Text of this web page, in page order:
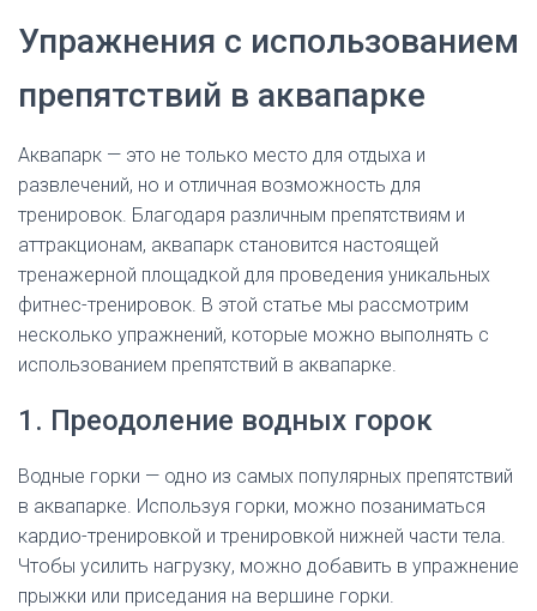
Упражнения с использованием
препятствий в аквапарке
Аквапарк — это не только место для отдыха и
развлечений, но и отличная возможность для
тренировок. Благодаря различным препятствиям и
аттракционам, аквапарк становится настоящей
тренажерной площадкой для проведения уникальных
фитнес-тренировок. В этой статье мы рассмотрим
несколько упражнений, которые можно выполнять с
использованием препятствий в аквапарке.
1. Преодоление водных горок
Водные горки — одно из самых популярных препятствий
в аквапарке. Используя горки, можно позаниматься
кардио-тренировкой и тренировкой нижней части тела.
Чтобы усилить нагрузку, можно добавить в упражнение
прыжки или приседания на вершине горки.